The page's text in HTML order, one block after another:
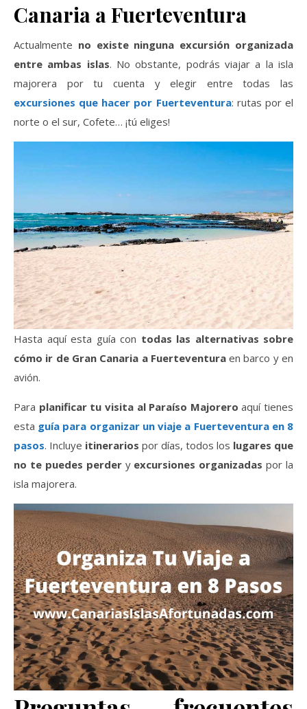
Canaria a Fuerteventura
Actualmente no existe ninguna excursión organizada
entre ambas islas. No obstante, podrás viajar a la isla
majorera por tu cuenta y elegir entre todas las
excursiones que hacer por Fuerteventura: rutas por el
norte o el sur, Cofete… ¡tú eliges!
Hasta aquí esta guía con todas las alternativas sobre
cómo ir de Gran Canaria a Fuerteventuraen barco y en
avión.
Para planificar tu visita al Paraíso Majorero aquí tienes
esta guía para organizar un viaje a Fuerteventura en 8
pasos. Incluye itinerarios por días, todos los lugares que
no te puedes perdery excursiones organizadas por la
isla majorera.